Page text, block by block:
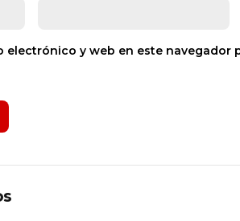
electrónico y web en este navegador